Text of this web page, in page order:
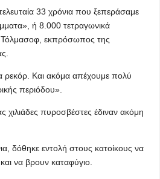
33 χρόνια που ξεπεράσαμε
ή 8.000 τετραγωνικά
Τόλμασοφ, εκπρόσωπος της
ρεκόρ. Και ακόμα απέχουμε πολύ
περιόδου».
χιλιάδες πυροσβέστες έδιναν ακόμη
δόθηκε εντολή στους κατοίκους να
να βρουν καταφύγιο.